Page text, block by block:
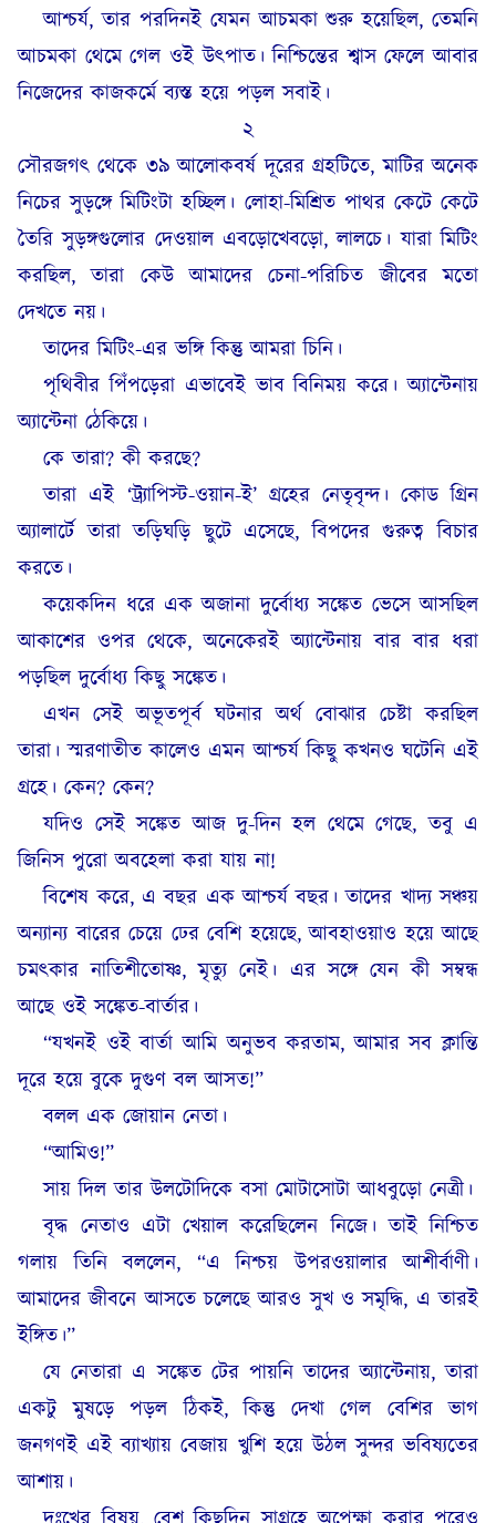
আশ্চর্য, তার পরদিনই যেমন আচমকা শুরু হয়েছিল, তেমনি
আচমকা থেমে গেল ওই উৎপাত। নিশ্চিন্তের শ্বাস ফেলে আবার
নিজেদের কাজকর্মে ব্যস্ত হয়ে পড়ল সবাই।
২
সৌরজগৎ থেকে ৩৯ আলোকবর্ষ দূরের গ্রহটিতে, মাটির অনেক
নিচের সুড়ঙ্গে মিটিংটা হচ্ছিল। লোহা-মিশ্রিত পাথর কেটে কেটে
তৈরি সুড়ঙ্গগুলোর দেওয়াল এবড়োখেবড়ো, লালচে। যারা মিটিং
করছিল, তারা কেউ আমাদের চেনা-পরিচিত জীবের মতো
দেখতে নয়।
তাদের মিটিং-এর ভঙ্গি কিন্তু আমরা চিনি।
পৃথিবীর পিঁপড়েরা এভাবেই ভাব বিনিময় করে। অ্যান্টেনায়
অ্যান্টেনা ঠেকিয়ে।
কে তারা? কী করছে?
তারা এই ‘ট্র্যাপিস্ট-ওয়ান-ই’ গ্রহের নেতৃবৃন্দ। কোড গ্রিন
অ্যালার্টে তারা তড়িঘড়ি ছুটে এসেছে, বিপদের গুরুত্ব বিচার
করতে।
কয়েকদিন ধরে এক অজানা দুর্বোধ্য সঙ্কেত ভেসে আসছিল
আকাশের ওপর থেকে, অনেকেরই অ্যান্টেনায় বার বার ধরা
পড়ছিল দুর্বোধ্য কিছু সঙ্কেত।
এখন সেই অভূতপূর্ব ঘটনার অর্থ বোঝার চেষ্টা করছিল
তারা। স্মরণাতীত কালেও এমন আশ্চর্য কিছু কখনও ঘটেনি এই
গ্রহে। কেন? কেন?
যদিও সেই সঙ্কেত আজ দু-দিন হল থেমে গেছে, তবু এ
জিনিস পুরো অবহেলা করা যায় না!
বিশেষ করে, এ বছর এক আশ্চর্য বছর। তাদের খাদ্য সঞ্চয়
অন্যান্য বারের চেয়ে ঢের বেশি হয়েছে, আবহাওয়াও হয়ে আছে
চমৎকার নাতিশীতোষ্ণ, মৃত্যু নেই। এর সঙ্গে যেন কী সম্বন্ধ
আছে ওই সঙ্কেত-বার্তার।
“যখনই ওই বার্তা আমি অনুভব করতাম, আমার সব ক্লান্তি
দূরে হয়ে বুকে দুগুণ বল আসত!”
বলল এক জোয়ান নেতা।
“আমিও!”
সায় দিল তার উলটোদিকে বসা মোটাসোটা আধবুড়ো নেত্রী।
বৃদ্ধ নেতাও এটা খেয়াল করেছিলেন নিজে। তাই নিশ্চিত
গলায় তিনি বললেন, “এ নিশ্চয় উপরওয়ালার আশীর্বাণী।
আমাদের জীবনে আসতে চলেছে আরও সুখ ও সমৃদ্ধি, এ তারই
ইঙ্গিত।”
যে নেতারা এ সঙ্কেত টের পায়নি তাদের অ্যান্টেনায়, তারা
একটু মুষড়ে পড়ল ঠিকই, কিন্তু দেখা গেল বেশির ভাগ
জনগণই এই ব্যাখ্যায় বেজায় খুশি হয়ে উঠল সুন্দর ভবিষ্যতের
আশায়।